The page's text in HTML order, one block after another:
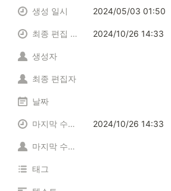
생성 일시 2024/05/03 01:50
최종 편집 일시 2024/10/26 14:33
생성자
최종 편집자
날짜
마지막 수정시간 2024/10/26 14:33
마지막 수정자
태그